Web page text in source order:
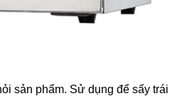
sản phẩm. Sử dụng để sấy trái